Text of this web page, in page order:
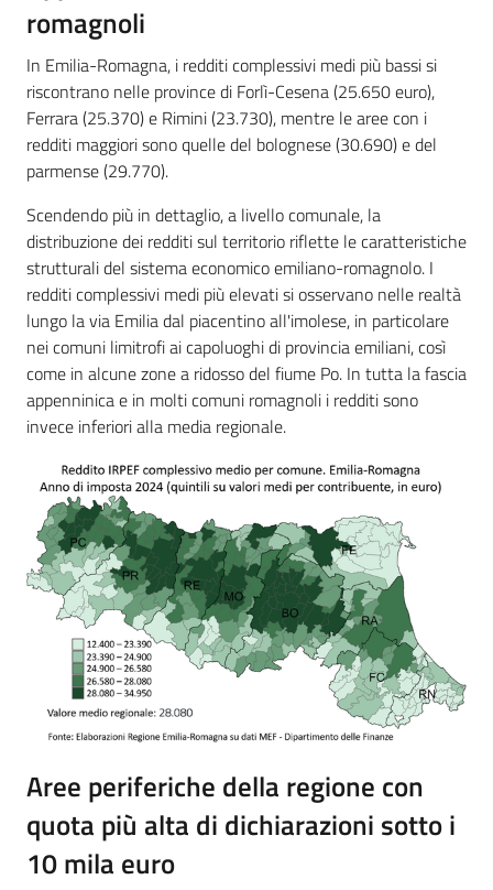
romagnoli
In Emilia-Romagna, i redditi complessivi medi più bassi si
riscontrano nelle province di Forlì-Cesena (25.650 euro),
Ferrara (25.370) e Rimini (23.730), mentre le aree con i
redditi maggiori sono quelle del bolognese (30.690) e del
parmense (29.770).
Scendendo più in dettaglio, a livello comunale, la
distribuzione dei redditi sul territorio riflette le caratteristiche
strutturali del sistema economico emiliano-romagnolo. I
redditi complessivi medi più elevati si osservano nelle realtà
lungo la via Emilia dal piacentino all'imolese, in particolare
nei comuni limitrofi ai capoluoghi di provincia emiliani, così
come in alcune zone a ridosso del fiume Po. In tutta la fascia
appenninica e in molti comuni romagnoli i redditi sono
invece inferiori alla media regionale.
Aree periferiche della regione con
quota più alta di dichiarazioni sotto i
10 mila euro